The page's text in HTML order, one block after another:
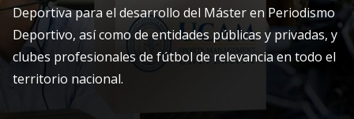
Deportiva para el desarrollo del Máster en Periodismo
Deportivo, así como de entidades públicas y privadas, y
clubes profesionales de fútbol de relevancia en todo el
territorio nacional.